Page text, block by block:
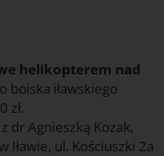
helikopterem nad
boiska iławskiego
zł.
z dr Agnieszką Kozak,
Iławie, ul. Kościuszki 2a